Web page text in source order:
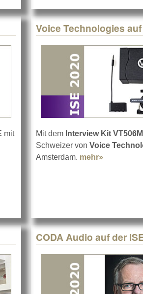
mit
Voice Technologies auf
Mit dem Interview Kit
Schweizer von Voice
Amsterdam. mehr»
CODA Audio auf der